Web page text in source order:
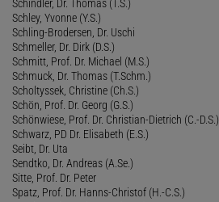
Schindler, Dr. Thomas (T.S.)
Schley, Yvonne (Y.S.)
Schling-Brodersen, Dr. Uschi
Schmeller, Dr. Dirk (D.S.)
Schmitt, Prof. Dr. Michael (M.S.)
Schmuck, Dr. Thomas (T.Schm.)
Scholtyssek, Christine (Ch.S.)
Schön, Prof. Dr. Georg (G.S.)
Schönwiese, Prof. Dr. Christian-Dietrich (C.-D.S.)
Schwarz, PD Dr. Elisabeth (E.S.)
Seibt, Dr. Uta
Sendtko, Dr. Andreas (A.Se.)
Sitte, Prof. Dr. Peter
Spatz, Prof. Dr. Hanns-Christof (H.-C.S.)